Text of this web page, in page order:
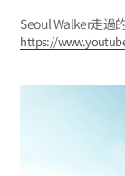
Seoul Walker走過
https://